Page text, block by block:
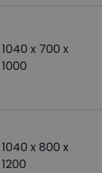
1040 x 700 x
1000
1040 x 800 x
1200